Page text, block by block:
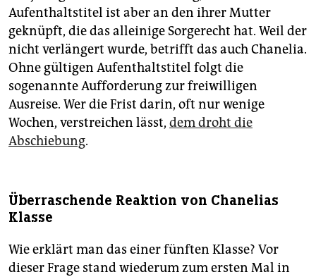
Aufenthaltstitel ist aber an den ihrer Mutter
geknüpft, die das alleinige Sorgerecht hat. Weil der
nicht verlängert wurde, betrifft das auch Chanelia.
Ohne gültigen Aufenthaltstitel folgt die
sogenannte Aufforderung zur freiwilligen
Ausreise. Wer die Frist darin, oft nur wenige
Wochen, verstreichen lässt, dem droht die
Abschiebung.
Überraschende Reaktion von Chanelias
Klasse
Wie erklärt man das einer fünften Klasse? Vor
dieser Frage stand wiederum zum ersten Mal in